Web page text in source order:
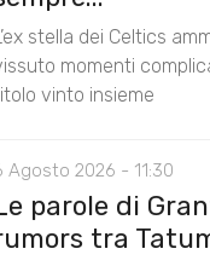
stella dei Celtics
momenti
vinto insieme
Agosto 2026 - 11:30
parole di
tra